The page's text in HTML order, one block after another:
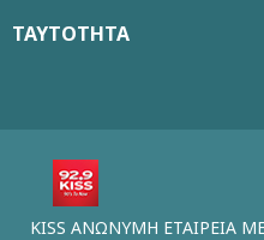
ΤΑΥΤΟΤΗΤΑ
KISS ΑΝΩΝΥΜΗ ΕΤΑΙΡΕΙΑ